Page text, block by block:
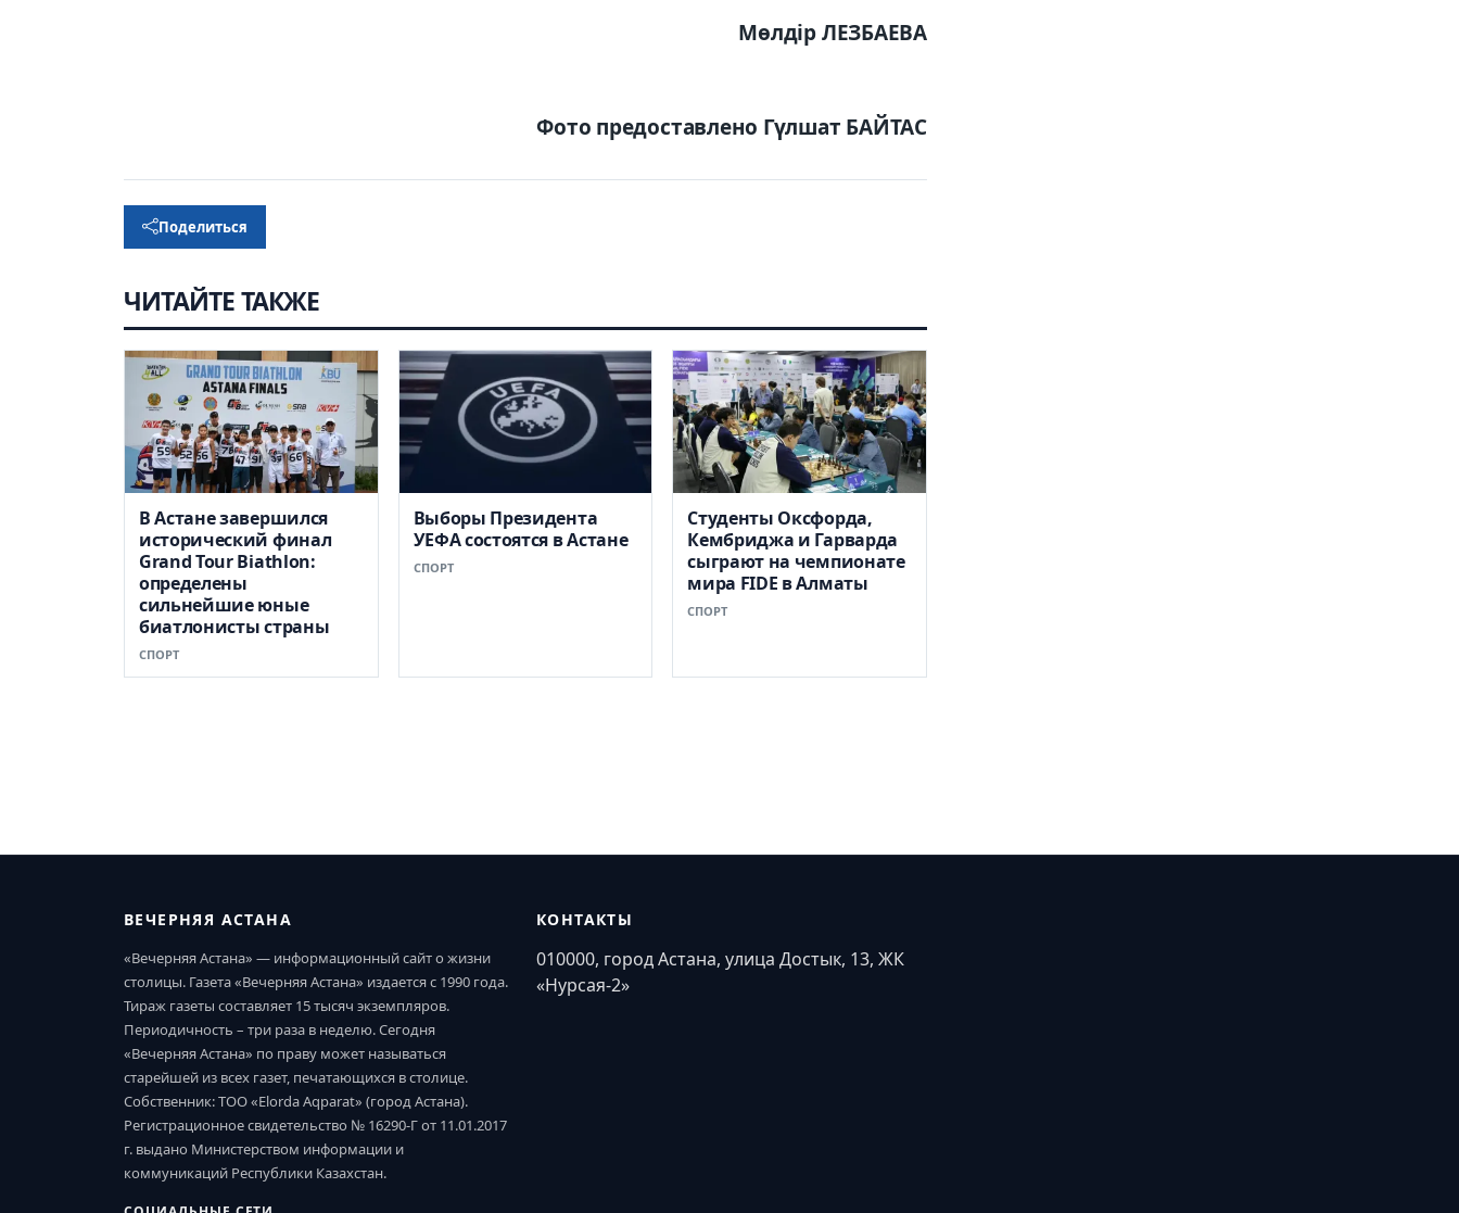
Мөлдір ЛЕЗБАЕВА
Фото предоставлено Гүлшат БАЙТАС
Поделиться
ЧИТАЙТЕ ТАКЖЕ
В Астане завершился
исторический финал
Grand Tour Biathlon:
определены
сильнейшие юные
биатлонисты страны
СПОРТ
Выборы Президента
УЕФА состоятся в Астане
СПОРТ
Студенты Оксфорда,
Кембриджа и Гарварда
сыграют на чемпионате
мира FIDE в Алматы
СПОРТ
ВЕЧЕРНЯЯ АСТАНА
«Вечерняя Астана» — информационный сайт о жизни
столицы. Газета «Вечерняя Астана» издается с 1990 года.
Тираж газеты составляет 15 тысяч экземпляров.
Периодичность – три раза в неделю. Сегодня
«Вечерняя Астана» по праву может называться
старейшей из всех газет, печатающихся в столице.
Собственник: ТОО «Elorda Aqparat» (город Астана).
Регистрационное свидетельство № 16290-Г от 11.01.2017
г. выдано Министерством информации и
коммуникаций Республики Казахстан.
КОНТАКТЫ
010000, город Астана, улица Достык, 13, ЖК
«Нурсая-2»